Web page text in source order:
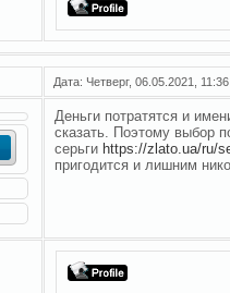
Дата: Четверг, 06.05.2021,
Деньги потратятся и
сказать. Поэтому выбор
серьги https://zlato.ua/ru/
пригодится и лишним